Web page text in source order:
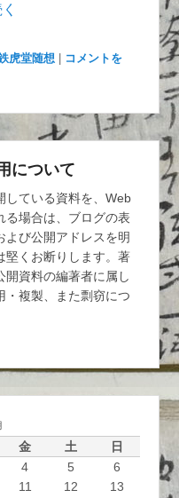
虎堂随想 | コメントを
について
している資料を、Web
る場合は、ブログの表
よび公開アドレスを明
堅くお断りします。著
開資料の編著者に属し
・複製、また剽窃につ
金 土
日
4 5
6
11 12
13